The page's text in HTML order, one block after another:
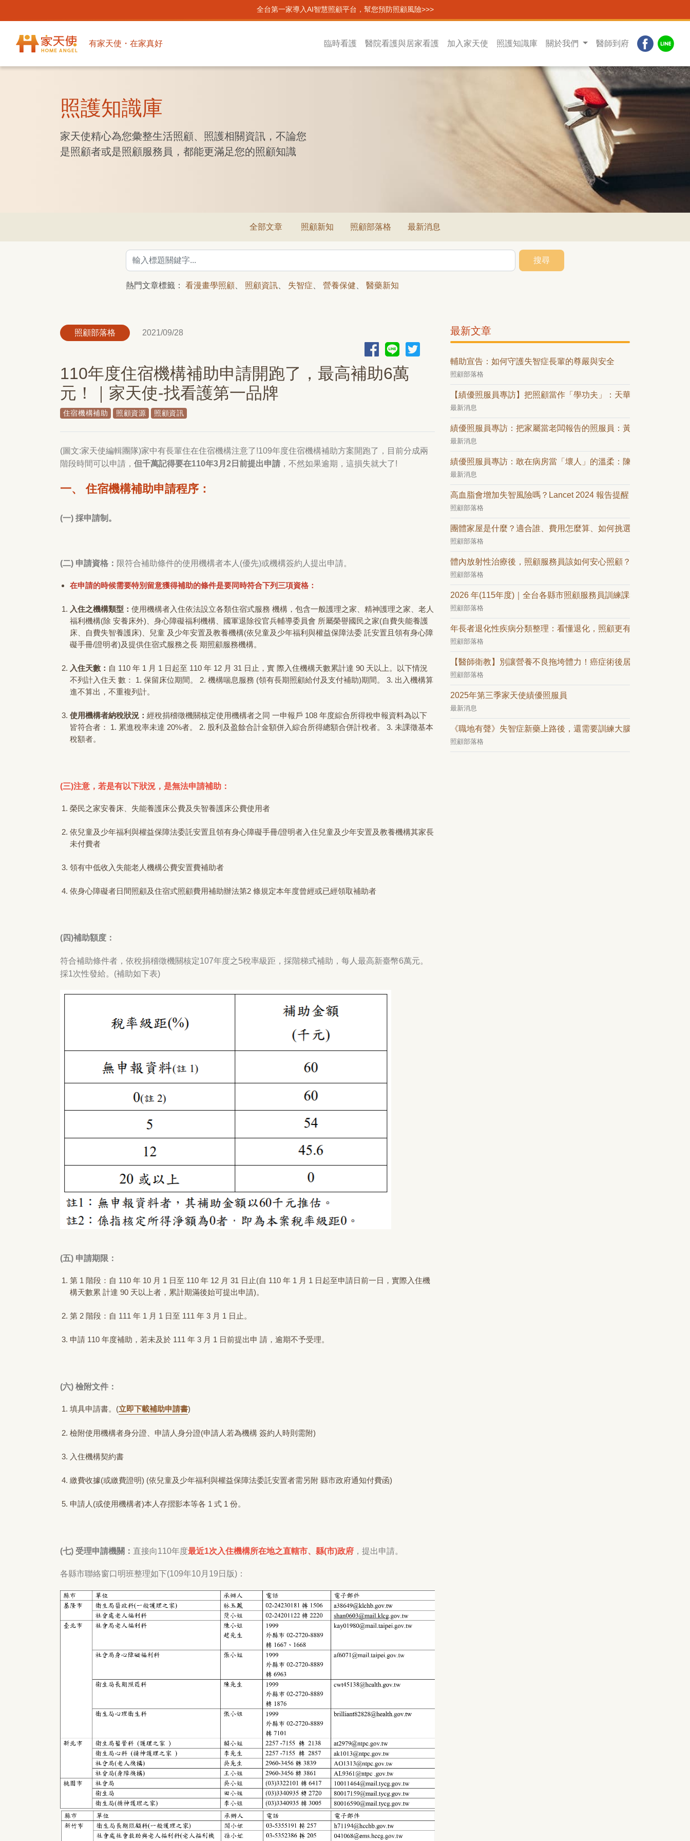
全台第一家導入AI智慧照顧平台，幫您預防照顧風險>>>
有家天使・在家真好 臨時看護 醫院看護與居家看護 加入家天使 照護知識庫 關於我們 醫師到府
照護知識庫
家天使精心為您彙整生活照顧、照護相關資訊，不論您
是照顧者或是照顧服務員，都能更滿足您的照顧知識
全部文章 照顧新知 照顧部落格 最新消息
搜尋
熱門文章標籤： 看漫畫學照顧 照顧資訊 失智症 營養保健 醫藥新知
照顧部落格 2021/09/28
110年度住宿機構補助申請開跑了，最高補助6萬
元！｜家天使-找看護第一品牌
住宿機構補助 照顧資源 照顧資訊
(圖文:家天使編輯團隊)家中有長輩住在住宿機構注意了!109年度住宿機構補助方案開跑了，目前分成兩
階段時間可以申請， 但千萬記得要在110年3月2日前提出申請 ，不然如果逾期，這損失就大了!
一、 住宿機構補助申請程序：
(一) 採申請制。
(二) 申請資格： 限符合補助條件的使用機構者本人(優先)或機構簽約人提出申請。
在申請的時候需要特別留意獲得補助的條件是要同時符合下列三項資格：
入住之機構類型：使用機構者入住依法設立各類住宿式服務 機構，包含一般護理之家、精神護理之家、老人
福利機構(除 安養床外)、身心障礙福利機構、國軍退除役官兵輔導委員會 所屬榮譽國民之家(自費失能養護
床、自費失智養護床)、兒童 及少年安置及教養機構(依兒童及少年福利與權益保障法委 託安置且領有身心障
礙手冊/證明者)及提供住宿式服務之長 期照顧服務機構。
入住天數： 自 110 年 1 月 1 日起至 110 年 12 月 31 日止，實 際入住機構天數累計達 90 天以上。以下情況
不列計入住天 數： 1. 保留床位期間。 2. 機構喘息服務 (領有長期照顧給付及支付補助)期間。 3. 出入機構算
進不算出，不重複列計。
使用機構者納稅狀況：經稅捐稽徵機關核定使用機構者之同 一申報戶 108 年度綜合所得稅申報資料為以下
皆符合者： 1. 累進稅率未達 20%者。 2. 股利及盈餘合計金額併入綜合所得總額合併計稅者。 3. 未課徵基本
稅額者。
(三)注意，若是有以下狀況，是無法申請補助：
榮民之家安養床、失能養護床公費及失智養護床公費使用者
依兒童及少年福利與權益保障法委託安置且領有身心障礙手冊/證明者入住兒童及少年安置及教養機構其家長
未付費者
領有中低收入失能老人機構公費安置費補助者
依身心障礙者日間照顧及住宿式照顧費用補助辦法第2 條規定本年度曾經或已經領取補助者
(四)補助額度：
符合補助條件者，依稅捐稽徵機關核定107年度之5稅率級距，採階梯式補助，每人最高新臺幣6萬元。
採1次性發給。(補助如下表)
(五) 申請期限：
第 1 階段：自 110 年 10 月 1 日至 110 年 12 月 31 日止(自 110 年 1 月 1 日起至申請日前一日，實際入住機
構天數累 計達 90 天以上者，累計期滿後始可提出申請)。
第 2 階段：自 111 年 1 月 1 日至 111 年 3 月 1 日止。
申請 110 年度補助，若未及於 111 年 3 月 1 日前提出申 請，逾期不予受理。
(六) 檢附文件：
填具申請書。(立即下載補助申請書)
檢附使用機構者身分證、申請人身分證(申請人若為機構 簽約人時則需附)
入住機構契約書
繳費收據(或繳費證明) (依兒童及少年福利與權益保障法委託安置者需另附 縣市政府通知付費函)
申請人(或使用機構者)本人存摺影本等各 1 式 1 份。
(七) 受理申請機關： 直接向110年度最近1次入住機構所在地之直轄市、縣(市)政府 ，提出申請。
各縣市聯絡窗口明班整理如下(109年10月19日版)：
最新文章
輔助宣告：如何守護失智症長輩的尊嚴與安全
照顧部落格
【績優照服員專訪】把照顧當作「學功夫」：天華在生老病死間
最新消息
績優照服員專訪：把家屬當老闆報告的照服員：黃穎文的「業務
最新消息
績優照服員專訪：敢在病房當「壞人」的溫柔：陳淑惠的二十年
最新消息
高血脂會增加失智風險嗎？Lancet 2024 報告提醒：中年 LDL 是
照顧部落格
團體家屋是什麼？適合誰、費用怎麼算、如何挑選一次看懂
照顧部落格
體內放射性治療後，照顧服務員該如何安心照顧？
照顧部落格
2026 年(115年度)｜全台各縣市照顧服務員訓練課程(持續更新中)
照顧部落格
年長者退化性疾病分類整理：看懂退化，照顧更有方向
照顧部落格
【醫師衛教】別讓營養不良拖垮體力！癌症術後居家飲食攻略
照顧部落格
2025年第三季家天使績優照服員
最新消息
《職地有聲》失智症新藥上路後，還需要訓練大腦嗎？——從日
照顧部落格